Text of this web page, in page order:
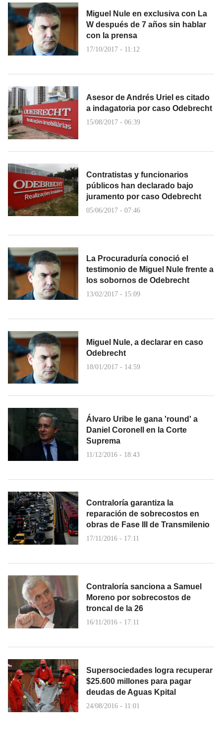
Miguel Nule en exclusiva con La
W después de 7 años sin hablar
con la prensa
17/10/2017 - 11:12
Asesor de Andrés Uriel es citado
a indagatoria por caso Odebrecht
15/08/2017 - 06:39
Contratistas y funcionarios
públicos han declarado bajo
juramento por caso Odebrecht
05/06/2017 - 07:46
La Procuraduría conoció el
testimonio de Miguel Nule frente a
los sobornos de Odebrecht
13/02/2017 - 15:09
Miguel Nule, a declarar en caso
Odebrecht
18/01/2017 - 14:59
Álvaro Uribe le gana 'round' a
Daniel Coronell en la Corte
Suprema
11/12/2016 - 18:43
Contraloría garantiza la
reparación de sobrecostos en
obras de Fase III de Transmilenio
17/11/2016 - 17:11
Contraloría sanciona a Samuel
Moreno por sobrecostos de
troncal de la 26
16/11/2016 - 17:11
Supersociedades logra recuperar
$25.600 millones para pagar
deudas de Aguas Kpital
24/08/2016 - 11:01